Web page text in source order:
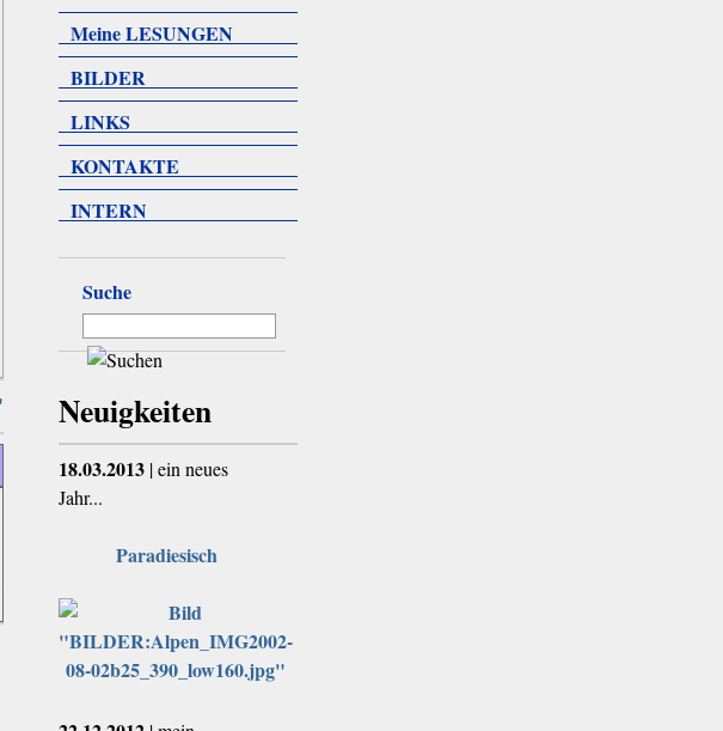
Meine LESUNGEN
BILDER
LINKS
KONTAKTE
INTERN
Suche
Neuigkeiten
18.03.2013 | ein neues
Jahr...
Paradiesisch